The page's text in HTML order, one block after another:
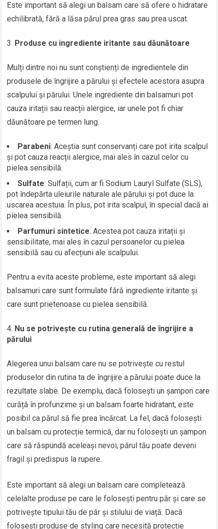
Este important să alegi un balsam care să ofere o hidratare
echilibrată, fără a lăsa părul prea gras sau prea uscat.
Produse cu ingrediente iritante sau dăunătoare
Mulți dintre noi nu sunt conștienți de ingredientele din
produsele de îngrijire a părului și efectele acestora asupra
scalpului și părului. Unele ingrediente din balsamuri pot
cauza iritații sau reacții alergice, iar unele pot fi chiar
dăunătoare pe termen lung.
Parabeni: Aceștia sunt conservanți care pot irita scalpul
și pot cauza reacții alergice, mai ales în cazul celor cu
pielea sensibilă.
Sulfate: Sulfații, cum ar fi Sodium Lauryl Sulfate (SLS),
pot îndepărta uleiurile naturale ale părului și pot duce la
uscarea acestuia. În plus, pot irita scalpul, în special dacă ai
pielea sensibilă.
Parfumuri sintetice: Acestea pot cauza iritații și
sensibilitate, mai ales în cazul persoanelor cu pielea
sensibilă sau cu afecțiuni ale scalpului.
Pentru a evita aceste probleme, este important să alegi
balsamuri care sunt formulate fără ingrediente iritante și
care sunt prietenoase cu pielea sensibilă.
Nu se potrivește cu rutina generală de îngrijire a
părului
Alegerea unui balsam care nu se potrivește cu restul
produselor din rutina ta de îngrijire a părului poate duce la
rezultate slabe. De exemplu, dacă folosești un șampon care
curăță în profunzime și un balsam foarte hidratant, este
posibil ca părul să fie prea încărcat. La fel, dacă folosești
un balsam cu protecție termică, dar nu folosești un șampon
care să răspundă aceleași nevoi, părul tău poate deveni
fragil și predispus la rupere.
Este important să alegi un balsam care completează
celelalte produse pe care le folosești pentru păr și care se
potrivește tipului tău de păr și stilului de viață. Dacă
folosești produse de styling care necesită protecție